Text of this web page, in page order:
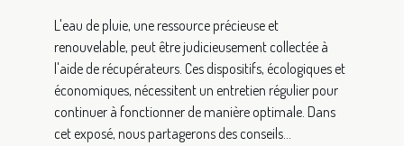
L'eau de pluie, une ressource précieuse et
renouvelable, peut être judicieusement collectée à
l'aide de récupérateurs. Ces dispositifs, écologiques et
économiques, nécessitent un entretien régulier pour
continuer à fonctionner de manière optimale. Dans
cet exposé, nous partagerons des conseils...